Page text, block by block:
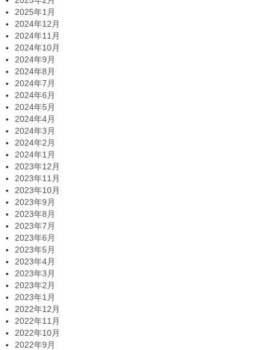
2025年1月
2024年12月
2024年11月
2024年10月
2024年9月
2024年8月
2024年7月
2024年6月
2024年5月
2024年4月
2024年3月
2024年2月
2024年1月
2023年12月
2023年11月
2023年10月
2023年9月
2023年8月
2023年7月
2023年6月
2023年5月
2023年4月
2023年3月
2023年2月
2023年1月
2022年12月
2022年11月
2022年10月
2022年9月